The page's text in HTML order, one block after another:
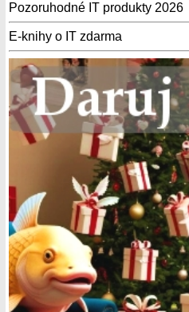
Pozoruhodné IT produkty 2026
E-knihy o IT zdarma